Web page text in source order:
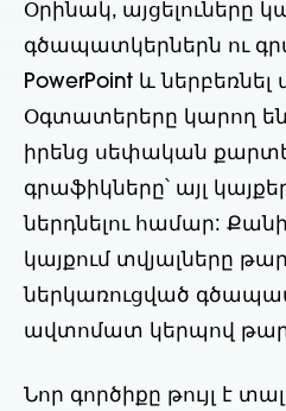
Օրինակ, այցելուները
գծապատկերներն ու
PowerPoint և ներբեռնել
Օգտատերերը կարող
իրենց սեփական
գրաֆիկները՝ այլ
ներդնելու համար:
կայքում տվյալները
ներկառուցված
ավտոմատ կերպով
Նոր գործիքը թույլ է